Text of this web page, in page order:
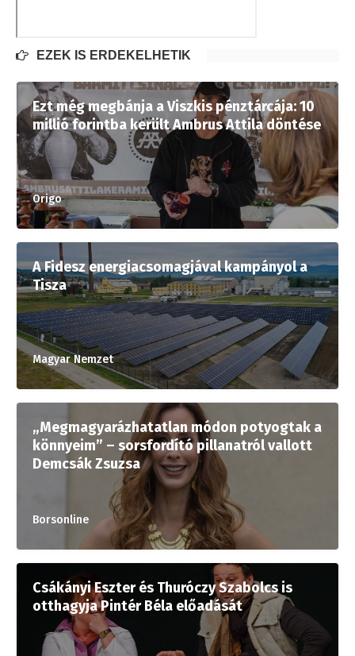
EZEK IS ÉRDEKELHETIK
Ezt még megbánja a Viszkis pénztárcája: 10
millió forintba került Ambrus Attila döntése
Origo
A Fidesz energiacsomagjával kampányol a
Tisza
Magyar Nemzet
„Megmagyarázhatatlan módon potyogtak a
könnyeim” – sorsfordító pillanatról vallott
Demcsák Zsuzsa
Borsonline
Csákányi Eszter és Thuróczy Szabolcs is
otthagyja Pintér Béla előadását